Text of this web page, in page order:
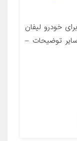
خودرو لیفان
کالا – سایر توضیحات –